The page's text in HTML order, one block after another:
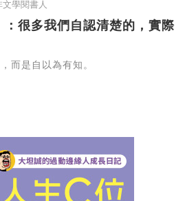
文學閱書人
：很多我們自認清楚的，實際
而是自以為有知。